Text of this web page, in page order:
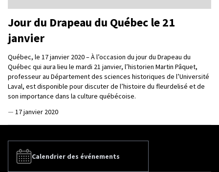
Jour du Drapeau du Québec le 21
janvier
Québec, le 17 janvier 2020 – À l’occasion du jour du Drapeau du
Québec qui aura lieu le mardi 21 janvier, l’historien Martin Pâquet,
professeur au Département des sciences historiques de l’Université
Laval, est disponible pour discuter de l’histoire du fleurdelisé et de
son importance dans la culture québécoise.
— 17 janvier 2020
Calendrier des événements